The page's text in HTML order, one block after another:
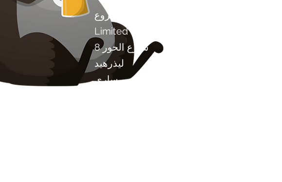
مشروع Chilli Project Artisan Foods
Limited
8 شارع الحور
ليذرهيد
ساري